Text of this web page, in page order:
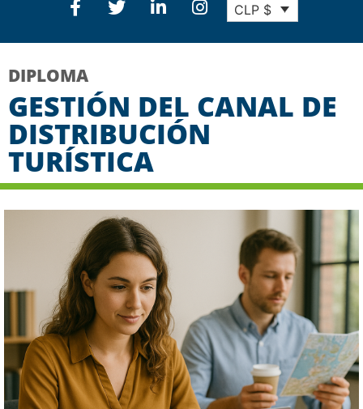
CLP $
DIPLOMA
GESTIÓN DEL CANAL DE
DISTRIBUCIÓN
TURÍSTICA